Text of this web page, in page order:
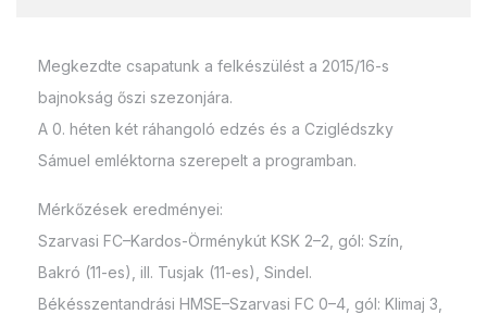
Megkezdte csapatunk a felkészülést a 2015/16-s
bajnokság őszi szezonjára.
A 0. héten két ráhangoló edzés és a Cziglédszky
Sámuel emléktorna szerepelt a programban.
Mérkőzések eredményei:
Szarvasi FC–Kardos-Örménykút KSK 2–2, gól: Szín,
Bakró (11-es), ill. Tusjak (11-es), Sindel.
Békésszentandrási HMSE–Szarvasi FC 0–4, gól: Klimaj 3,